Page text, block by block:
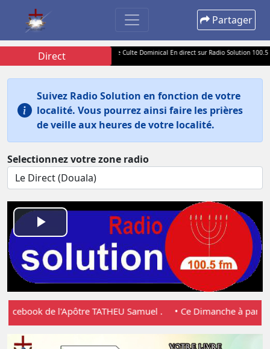
Partager
Direct
Samuel TATHEU pour votre Culte Dominical En direct sur Radio Solution 100.5 FM,
Suivez Radio Solution en fonction de votre
localité. Vous pourrez ainsi faire les prières
de veille aux heures de votre localité.
Selectionnez votre zone radio
Play
Video
de l'Apôtre TATHEU Samuel . • Ce Dimanche à partir de